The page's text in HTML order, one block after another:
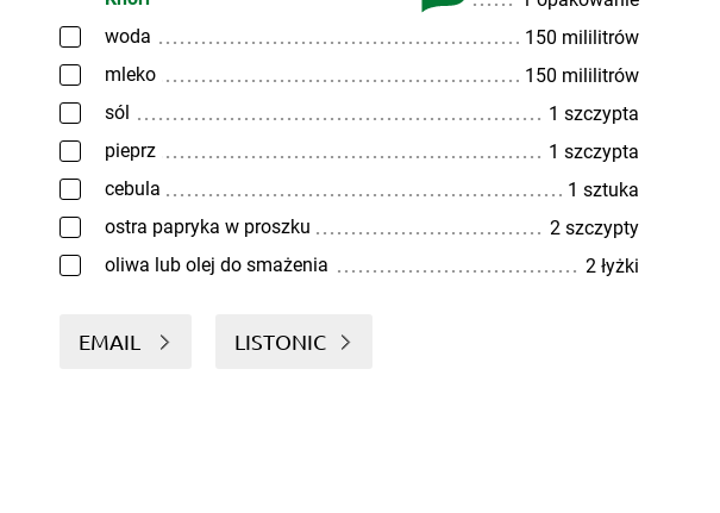
woda
150 mililitrów
mleko
150 mililitrów
sól
1 szczypta
pieprz
1 szczypta
cebula
1 sztuka
ostra papryka w proszku
2 szczypty
oliwa lub olej do smażenia
2 łyżki
EMAIL LISTONIC